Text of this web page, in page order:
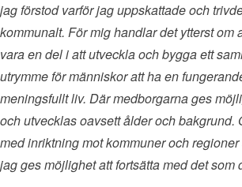
jag förstod varför jag uppskattade och
kommunalt. För mig handlar det ytterst om
vara en del i att utveckla och bygga ett
utrymme för människor att ha en
meningsfullt liv. Där medborgarna ges
och utvecklas oavsett ålder och bakgrund.
med inriktning mot kommuner och
jag ges möjlighet att fortsätta med det som